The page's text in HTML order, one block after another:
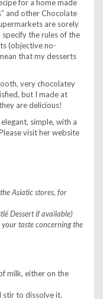
for a home made
and other Chocolate
are sorely
the rules of the
(objective no-
that my desserts
very chocolatey
but I made at
are delicious!
simple, with a
visit her website
Asiatic stores, for
Dessert if available)
taste concerning the
milk, either on the
stir to dissolve it.